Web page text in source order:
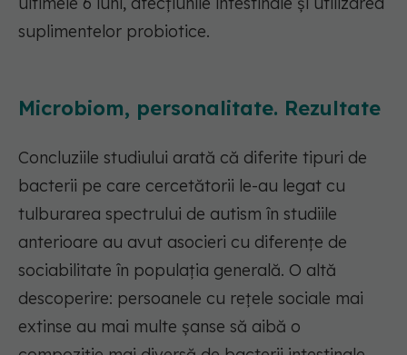
suplimentelor probiotice.
Microbiom, personalitate. Rezultate
Concluziile studiului arată că diferite tipuri de
bacterii pe care cercetătorii le-au legat cu
tulburarea spectrului de autism în studiile
anterioare au avut asocieri cu diferențe de
sociabilitate în populația generală. O altă
descoperire: persoanele cu rețele sociale mai
extinse au mai multe șanse să aibă o